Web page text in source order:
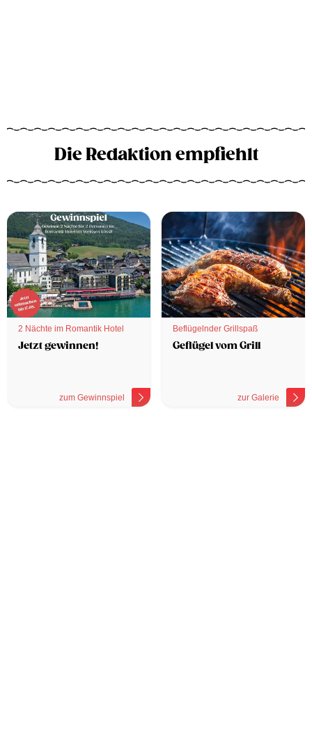
Die Redaktion empfiehlt
2 Nächte im Romantik Hotel
Jetzt gewinnen!
zum Gewinnspiel
Beflügelnder Grillspaß
Geflügel vom Grill
zur Galerie